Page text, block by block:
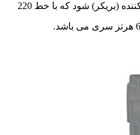
تواند باعث قطع یک کلید قطع کننده (بریکر) شود که با خط 220